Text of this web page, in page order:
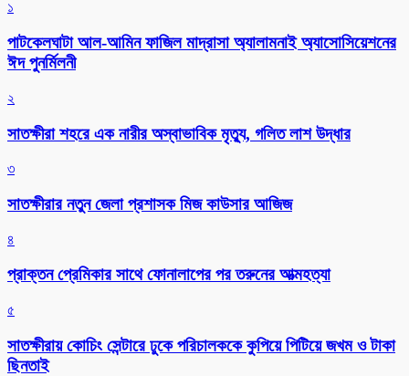
১
পাটকেলঘাটা আল-আমিন ফাজিল মাদ্রাসা অ্যালামনাই অ্যাসোসিয়েশনের
ঈদ পুনর্মিলনী
২
সাতক্ষীরা শহরে এক নারীর অস্বাভাবিক মৃত্যু, গলিত লাশ উদ্ধার
৩
সাতক্ষীরার নতুন জেলা প্রশাসক মিজ কাউসার আজিজ
৪
প্রাক্তন প্রেমিকার সাথে ফোনালাপের পর তরুনের আত্মহত্যা
৫
সাতক্ষীরায় কোচিং সেন্টারে ঢুকে পরিচালককে কুপিয়ে পিটিয়ে জখম ও টাকা
ছিনতাই